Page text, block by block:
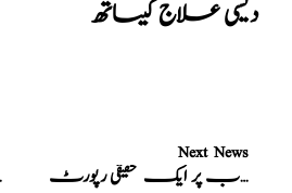
دیسی علاج کیساتھ
نسخہ
Next News
نسخہ الشفاء : بانجھ پن، کے مختلف اسباب پر ایک تحقیقی رپورٹ